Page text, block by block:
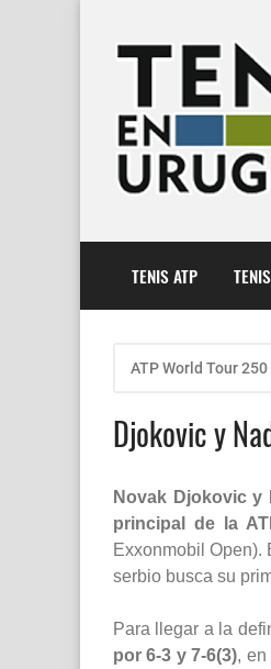
TENIS ATP
ATP World Tour 250
Djokovic y
Novak Djokovic y
principal de la
Exxonmobil Open).
serbio busca su
Para llegar a la
por 6-3 y 7-6(3), en